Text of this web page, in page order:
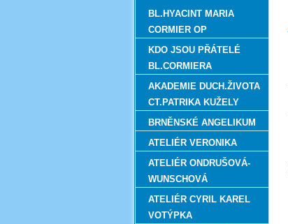
BL.HYACINT MARIA
CORMIER OP
KDO JSOU PŘÁTELÉ
BL.CORMIERA
AKADEMIE DUCH.ŽIVOTA
CT.PATRIKA KUŽELY
BRNĚNSKÉ ANGELIKUM
ATELIÉR VERONIKA
ATELIÉR ONDRUŠOVÁ-
WUNSCHOVÁ
ATELIÉR CYRIL KAREL
VOTÝPKA